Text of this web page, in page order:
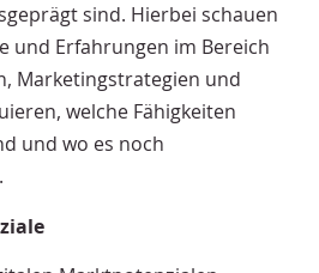
sind. Hierbei schauen
und Erfahrungen im Bereich
Marketingstrategien und
welche Fähigkeiten
und wo es noch